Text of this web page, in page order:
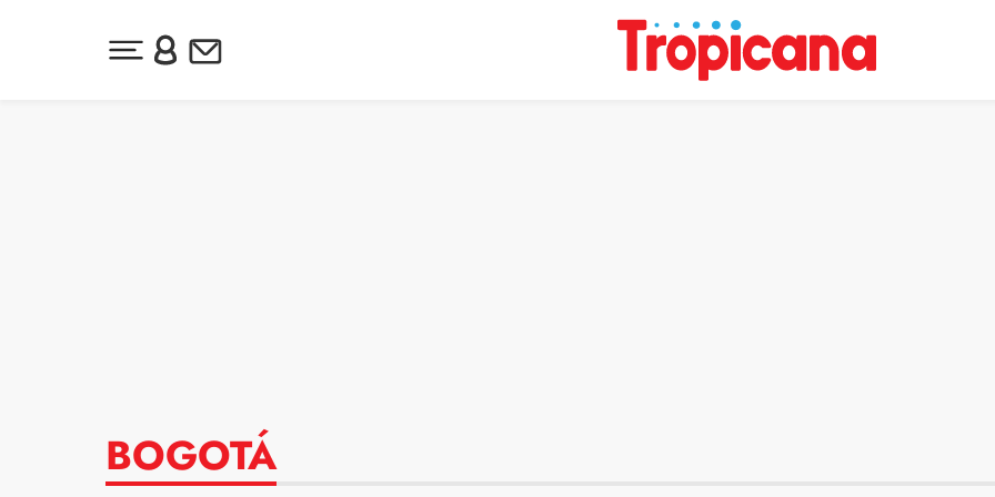
Desplegar menú principal
Inicia sesión o regístrate
Newsletter
BOGOTÁ